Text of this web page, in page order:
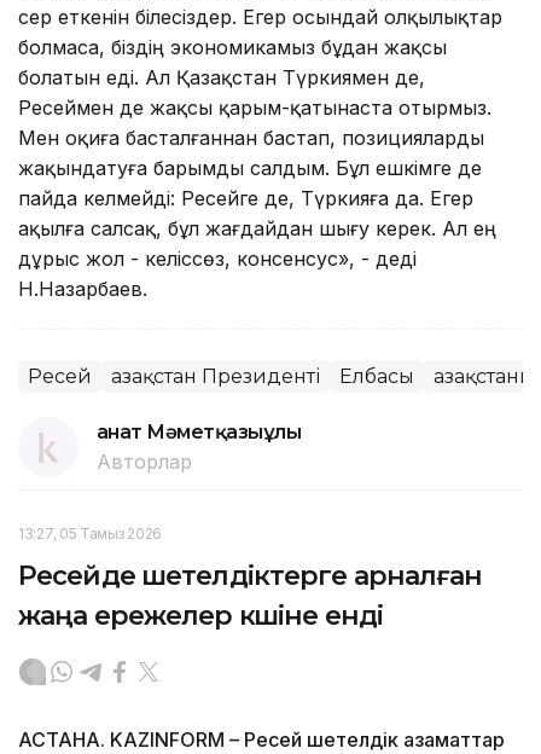
әсер еткенін білесіздер. Егер осындай олқылықтар
болмаса, біздің экономикамыз бұдан жақсы
болатын еді. Ал Қазақстан Түркиямен де,
Ресеймен де жақсы қарым-қатынаста отырмыз.
Мен оқиға басталғаннан бастап, позицияларды
жақындатуға барымды салдым. Бұл ешкімге де
пайда әкелмейді: Ресейге де, Түркияға да. Егер
ақылға салсақ, бұл жағдайдан шығу керек. Ал ең
дұрыс жол - келіссөз, консенсус», - деді
Н.Назарбаев.
Ресей Қазақстан Президенті Елбасы
Қанат Мәметқазыұлы
Авторлар
13:27, 05 Тамыз 2026
Ресейде шетелдіктерге арналған
жаңа ережелер күшіне енді
АСТАНА. KAZINFORM – Ресей шетелдік азаматтар